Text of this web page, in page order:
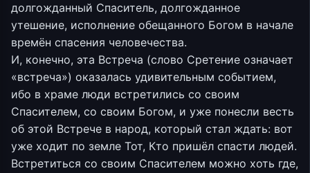
долгожданный Спаситель, долгожданное
утешение, исполнение обещанного Богом в начале
времён спасения человечества.
И, конечно, эта Встреча (слово Сретение означает
«встреча») оказалась удивительным событием,
ибо в храме люди встретились со своим
Спасителем, со своим Богом, и уже понесли весть
об этой Встрече в народ, который стал ждать: вот
уже ходит по земле Тот, Кто пришёл спасти людей.
Встретиться со своим Спасителем можно хоть где,